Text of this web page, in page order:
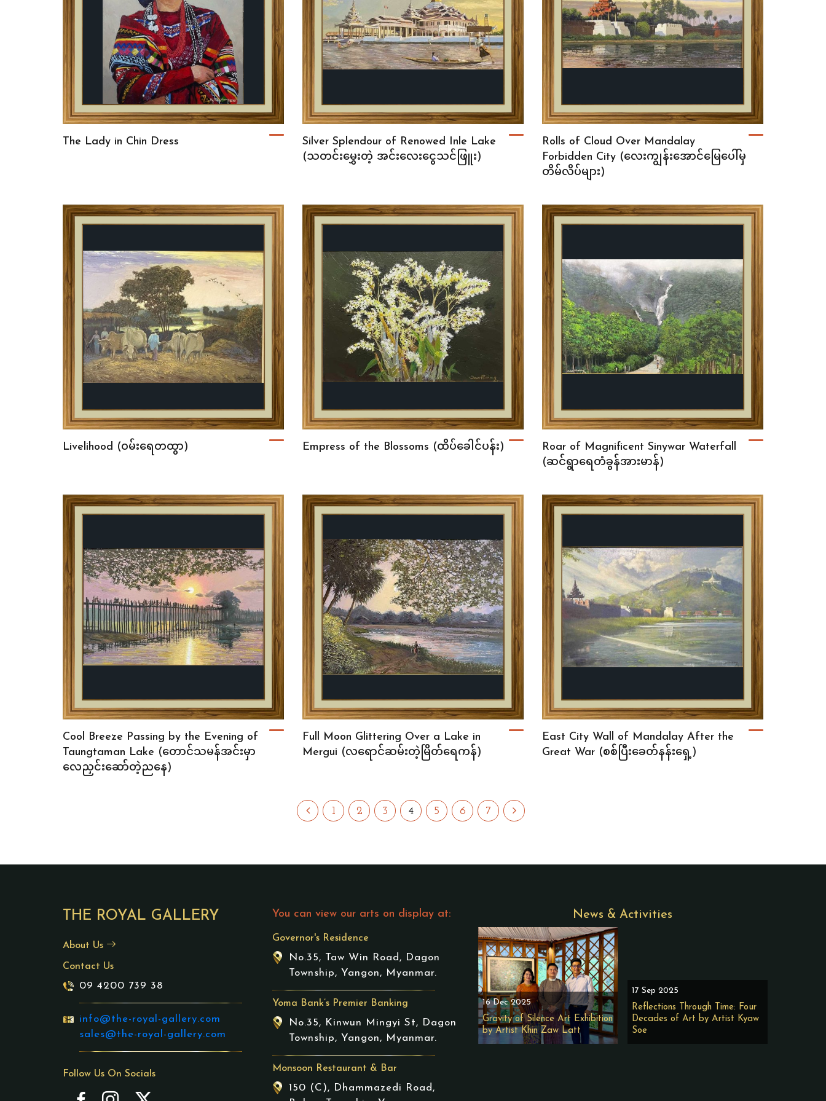
The Lady in Chin Dress
Silver Splendour of Renowed Inle Lake
(သတင်းမွှေးတဲ့ အင်းလေးငွေသင်ဖြူး)
Rolls of Cloud Over Mandalay
Forbidden City (လေးကျွန်းအောင်မြေပေါ်မှ
တိမ်လိပ်များ)
Livelihood (ဝမ်းရေတထွာ) Empress of the Blossoms (ထိပ်ခေါင်ပန်း)
Roar of Magnificent Sinywar Waterfall
(ဆင်ရွာရေတံခွန်အားမာန်)
Cool Breeze Passing by the Evening of
Taungtaman Lake (တောင်သမန်အင်းမှာ
လေညှင်းဆော်တဲ့ညနေ)
Full Moon Glittering Over a Lake in
Mergui (လရောင်ဆမ်းတဲ့မြိတ်ရေကန်)
East City Wall of Mandalay After the
Great War (စစ်ပြီးခေတ်နန်းရှေ့)
1 2 3 4 5 6 7
THE ROYAL GALLERY
About Us
Contact Us
09 4200 739 38
info@the-royal-gallery.com
sales@the-royal-gallery.com
Follow Us On Socials
You can view our arts on display at:
Governor's Residence
No.35, Taw Win Road, Dagon
Township, Yangon, Myanmar.
Yoma Bank’s Premier Banking
No.35, Kinwun Mingyi St, Dagon
Township, Yangon, Myanmar.
Monsoon Restaurant & Bar
150 (C), Dhammazedi Road,
News & Activities
16 Dec 2025
Gravity of Silence Art Exhibition
by Artist Khin Zaw Latt
17 Sep 2025
Reflections Through Time: Four
Decades of Art by Artist Kyaw
Soe